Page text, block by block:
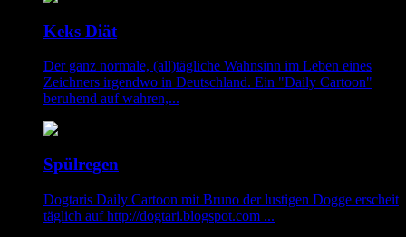
Keks Diät
Der ganz normale, (all)tägliche Wahnsinn im Leben eines
Zeichners irgendwo in Deutschland. Ein "Daily Cartoon"
beruhend auf wahren,...
Spülregen
Dogtaris Daily Cartoon mit Bruno der lustigen Dogge erscheit
täglich auf http://dogtari.blogspot.com ...